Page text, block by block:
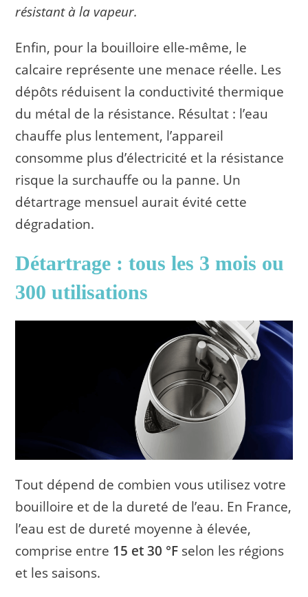
résistant à la vapeur.
Enfin, pour la bouilloire elle-même, le
calcaire représente une menace réelle. Les
dépôts réduisent la conductivité thermique
du métal de la résistance. Résultat : l’eau
chauffe plus lentement, l’appareil
consomme plus d’électricité et la résistance
risque la surchauffe ou la panne. Un
détartrage mensuel aurait évité cette
dégradation.
Détartrage : tous les 3 mois ou
300 utilisations
Tout dépend de combien vous utilisez votre
bouilloire et de la dureté de l’eau. En France,
l’eau est de dureté moyenne à élevée,
comprise entre 15 et 30 °F selon les régions
et les saisons.